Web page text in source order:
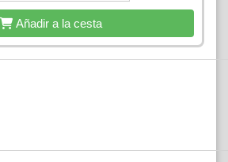
Añadir a la cesta